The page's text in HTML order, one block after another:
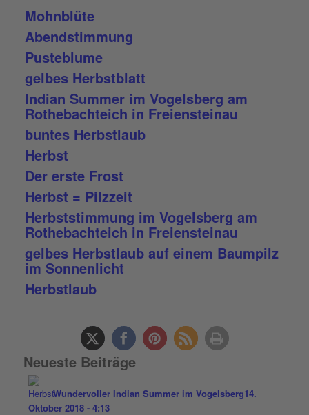
Mohnblüte
Abendstimmung
Pusteblume
gelbes Herbstblatt
Indian Summer im Vogelsberg am
Rothebachteich in Freiensteinau
buntes Herbstlaub
Herbst
Der erste Frost
Herbst = Pilzzeit
Herbststimmung im Vogelsberg am
Rothebachteich in Freiensteinau
gelbes Herbstlaub auf einem Baumpilz
im Sonnenlicht
Herbstlaub
Neueste Beiträge
Wundervoller Indian Summer im Vogelsberg14.
Oktober 2018 - 4:13